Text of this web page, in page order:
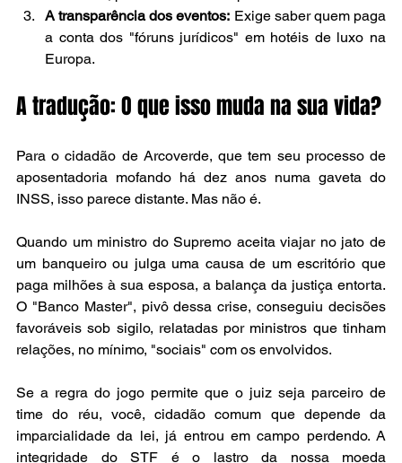
A transparência dos eventos: Exige saber quem paga
a conta dos "fóruns jurídicos" em hotéis de luxo na
Europa.
A tradução: O que isso muda na sua vida?
Para o cidadão de Arcoverde, que tem seu processo de
aposentadoria mofando há dez anos numa gaveta do
INSS, isso parece distante. Mas não é.
Quando um ministro do Supremo aceita viajar no jato de
um banqueiro ou julga uma causa de um escritório que
paga milhões à sua esposa, a balança da justiça entorta.
O "Banco Master", pivô dessa crise, conseguiu decisões
favoráveis sob sigilo, relatadas por ministros que tinham
relações, no mínimo, "sociais" com os envolvidos.
Se a regra do jogo permite que o juiz seja parceiro de
time do réu, você, cidadão comum que depende da
imparcialidade da lei, já entrou em campo perdendo. A
integridade do STF é o lastro da nossa moeda